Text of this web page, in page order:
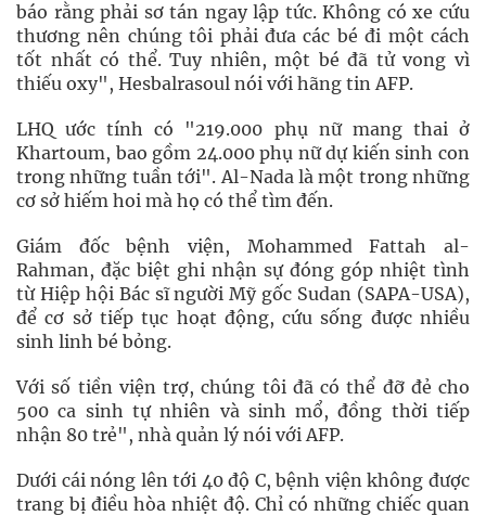
báo rằng phải sơ tán ngay lập tức. Không có xe cứu
thương nên chúng tôi phải đưa các bé đi một cách
tốt nhất có thể. Tuy nhiên, một bé đã tử vong vì
thiếu oxy", Hesbalrasoul nói với hãng tin AFP.
LHQ ước tính có "219.000 phụ nữ mang thai ở
Khartoum, bao gồm 24.000 phụ nữ dự kiến ​​sinh con
trong những tuần tới". Al-Nada là một trong những
cơ sở hiếm hoi mà họ có thể tìm đến.
Giám đốc bệnh viện, Mohammed Fattah al-
Rahman, đặc biệt ghi nhận sự đóng góp nhiệt tình
từ Hiệp hội Bác sĩ người Mỹ gốc Sudan (SAPA-USA),
để cơ sở tiếp tục hoạt động, cứu sống được nhiều
sinh linh bé bỏng.
Với số tiền viện trợ, chúng tôi đã có thể đỡ đẻ cho
500 ca sinh tự nhiên và sinh mổ, đồng thời tiếp
nhận 80 trẻ", nhà quản lý nói với AFP.
Dưới cái nóng lên tới 40 độ C, bệnh viện không được
trang bị điều hòa nhiệt độ. Chỉ có những chiếc quan